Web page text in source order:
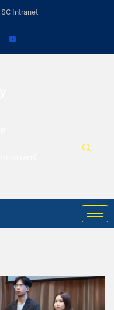
SC Intranet